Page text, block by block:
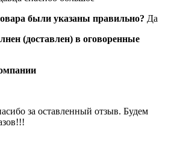
были указаны правильно? Да
(доставлен) в оговоренные
за оставленный отзыв. Будем